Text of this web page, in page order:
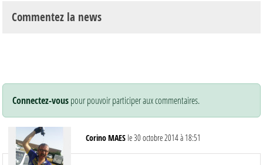
Commentez la news
Connectez-vouspour pouvoir participer aux commentaires.
Corino MAES le 30 octobre 2014 à 18:51